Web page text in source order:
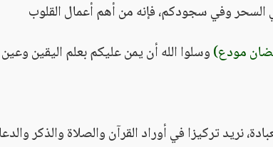
السحر وفي سجودكم، فإنه من أهم أعمال القلوب
مودع)وسلوا الله أن يمن عليكم بعلم اليقين
نريد تركيزا في أوراد القرآن والصلاة والذكر